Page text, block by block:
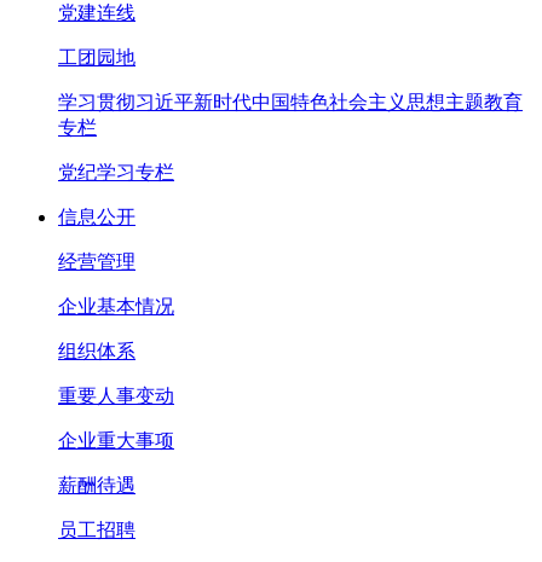
党建连线
工团园地
学习贯彻习近平新时代中国特色社会主义思想主题教育
专栏
党纪学习专栏
信息公开
经营管理
企业基本情况
组织体系
重要人事变动
企业重大事项
薪酬待遇
员工招聘